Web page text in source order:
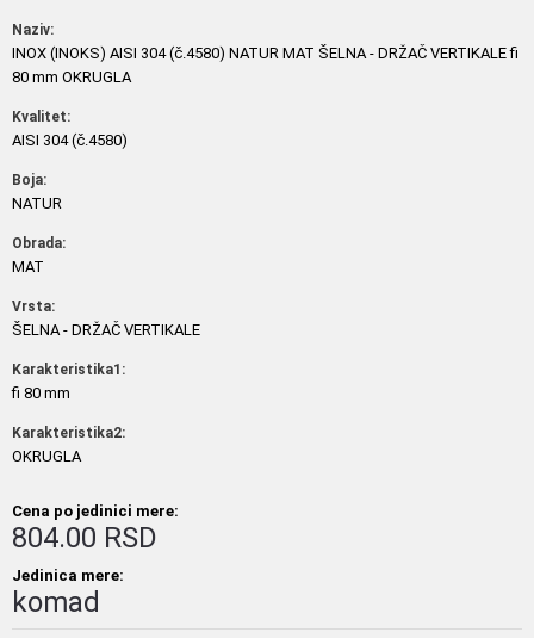
Naziv:
INOX (INOKS) AISI 304 (č.4580) NATUR MAT ŠELNA - DRŽAČ VERTIKALE fi
80 mm OKRUGLA
Kvalitet:
AISI 304 (č.4580)
Boja:
NATUR
Obrada:
MAT
Vrsta:
ŠELNA - DRŽAČ VERTIKALE
Karakteristika1:
fi 80 mm
Karakteristika2:
OKRUGLA
Cena po jedinici mere:
804.00 RSD
Jedinica mere:
komad